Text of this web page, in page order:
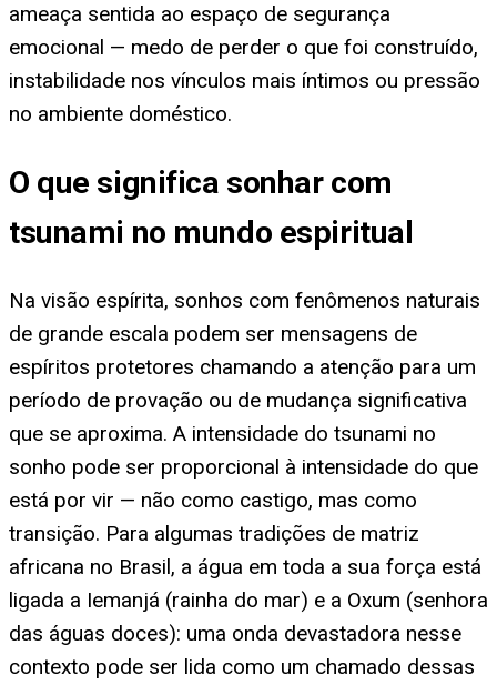
ameaça sentida ao espaço de segurança
emocional — medo de perder o que foi construído,
instabilidade nos vínculos mais íntimos ou pressão
no ambiente doméstico.
O que significa sonhar com
tsunami no mundo espiritual
Na visão espírita, sonhos com fenômenos naturais
de grande escala podem ser mensagens de
espíritos protetores chamando a atenção para um
período de provação ou de mudança significativa
que se aproxima. A intensidade do tsunami no
sonho pode ser proporcional à intensidade do que
está por vir — não como castigo, mas como
transição. Para algumas tradições de matriz
africana no Brasil, a água em toda a sua força está
ligada a Iemanjá (rainha do mar) e a Oxum (senhora
das águas doces): uma onda devastadora nesse
contexto pode ser lida como um chamado dessas